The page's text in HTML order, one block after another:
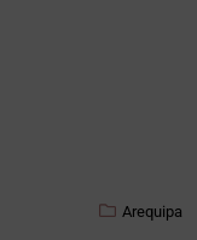
Arequipa